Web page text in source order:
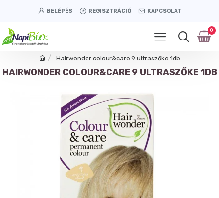
BELÉPÉS REGISZTRÁCIÓ KAPCSOLAT
0
Hairwonder colour&care 9 ultraszőke 1db
HAIRWONDER COLOUR&CARE 9 ULTRASZŐKE 1DB